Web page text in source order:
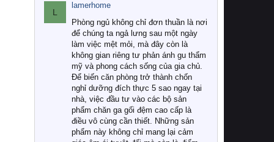
L
lamerhome
Phòng ngủ không chỉ đơn thuần là nơi
để chúng ta ngả lưng sau một ngày
làm việc mệt mỏi, mà đây còn là
không gian riêng tư phản ánh gu thẩm
mỹ và phong cách sống của gia chủ.
Để biến căn phòng trở thành chốn
nghỉ dưỡng đích thực 5 sao ngay tại
nhà, việc đầu tư vào các bộ sản
phẩm chăn ga gối đệm cao cấp là
điều vô cùng cần thiết. Những sản
phẩm này không chỉ mang lại cảm